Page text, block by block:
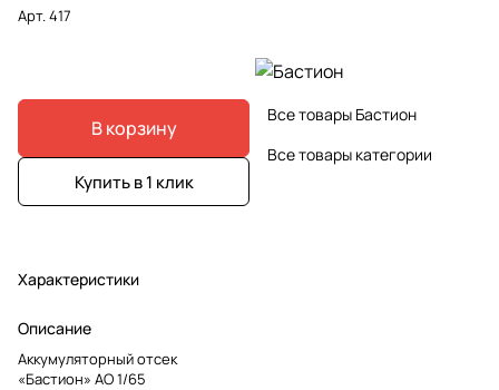
Арт.417
В корзину
Купить в 1 клик
Характеристики
Описание
Аккумуляторный отсек
«Бастион» АО 1/65
Все товары Бастион
Все товары категории